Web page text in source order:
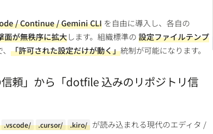
/ Continue / Gemini CLI を自由に導入し、各自の
面が無秩序に拡大します。組織標準の 設定ファイルテンプ
「許可された設定だけが動く」統制が可能になります。
頼」から「dotfile 込みのリポジトリ信
.vscode/ .cursor/ .kiro/ が読み込まれる現代のエディタ /